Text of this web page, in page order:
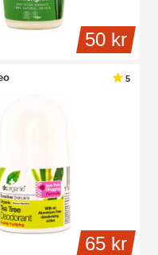
50 kr
65 kr
5